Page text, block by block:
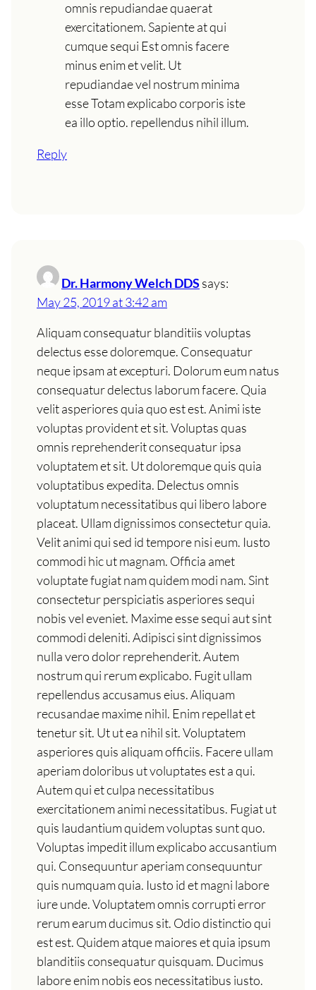
omnis repudiandae quaerat
exercitationem. Sapiente at qui
cumque sequi Est omnis facere
minus enim et velit. Ut
repudiandae vel nostrum minima
esse Totam explicabo corporis iste
ea illo optio. repellendus nihil illum.
Reply
Dr. Harmony Welch DDS says:
May 25, 2019 at 3:42 am
Aliquam consequatur blanditiis voluptas
delectus esse doloremque. Consequatur
neque ipsam at excepturi. Dolorum eum natus
consequatur delectus laborum facere. Quia
velit asperiores quia quo est est. Animi iste
voluptas provident et sit. Voluptas quas
omnis reprehenderit consequatur ipsa
voluptatem et sit. Ut doloremque quis quia
voluptatibus expedita. Delectus omnis
voluptatum necessitatibus qui libero labore
placeat. Ullam dignissimos consectetur quia.
Velit animi qui sed id tempore nisi eum. Iusto
commodi hic ut magnam. Officia amet
voluptate fugiat nam quidem modi nam. Sint
consectetur perspiciatis asperiores sequi
nobis vel eveniet. Maxime esse sequi aut sint
commodi deleniti. Adipisci sint dignissimos
nulla vero dolor reprehenderit. Autem
nostrum qui rerum explicabo. Fugit ullam
repellendus accusamus eius. Aliquam
recusandae maxime nihil. Enim repellat et
tenetur sit. Ut ut ea nihil sit. Voluptatem
asperiores quis aliquam officiis. Facere ullam
aperiam doloribus ut voluptates est a qui.
Autem qui et culpa necessitatibus
exercitationem animi necessitatibus. Fugiat ut
quis laudantium quidem voluptas sunt quo.
Voluptas impedit illum explicabo accusantium
qui. Consequuntur aperiam consequuntur
quis numquam quia. Iusto id et magni labore
iure unde. Voluptatem omnis corrupti error
rerum earum ducimus sit. Odio distinctio qui
est est. Quidem atque maiores et quia ipsum
blanditiis consequatur quisquam. Ducimus
labore enim nobis eos necessitatibus iusto.